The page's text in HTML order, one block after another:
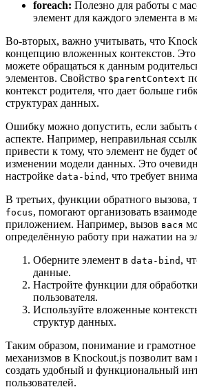
foreach: Полезно для работы с
элемент для каждого элемента в
Во-вторых, важно учитывать, что
концепцию вложенных контекстов. Это
можете обращаться к данным
элементов. Свойство $parentContext
контекст родителя, что дает больше
структурах данных.
Ошибку можно допустить, если забыть
аспекте. Например, неправильная
привести к тому, что элемент не будет
изменении модели данных. Это
настройке data-bind , что требует
В третьих, функции обратного вызова,
focus, помогают организовать
приложением. Например, вызов вася
определённую работу при нажатии на
Оберните элемент в data-bind ,
данные.
Настройте функции для
пользователя.
Используйте вложенные
структур данных.
Таким образом, понимание и грамотное
механизмов в Knockout.js позволит вам
создать удобный и функциональный
пользователей.